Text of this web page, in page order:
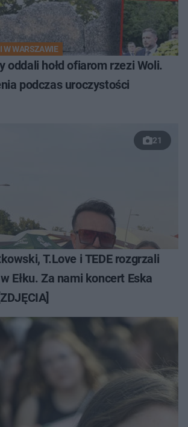
W WARSZAWIE
oddali hołd ofiarom rzezi Woli.
podczas uroczystości
21
T.Love i TEDE rozgrzali
Ełku. Za nami koncert Eska